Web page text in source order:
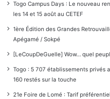
Togo Campus Days : Le nouveau
les 14 et 15 août au CETEF
1ère Édition des Grandes
Apégamé / Sokpé
[LeCoupDeGuelle] Wow… quel
Togo : 5 707 établissements privés
160 restés sur la touche
21e Foire de Lomé : Tarif